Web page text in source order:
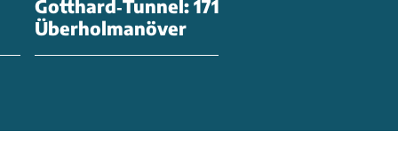
Gotthard‑Tunnel: 171,8 km/h & 21
Überholmanöver